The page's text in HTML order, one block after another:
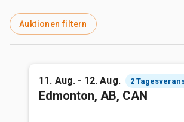
Auktionen filtern
11. Aug. - 12. Aug. 2
Edmonton, AB, CAN